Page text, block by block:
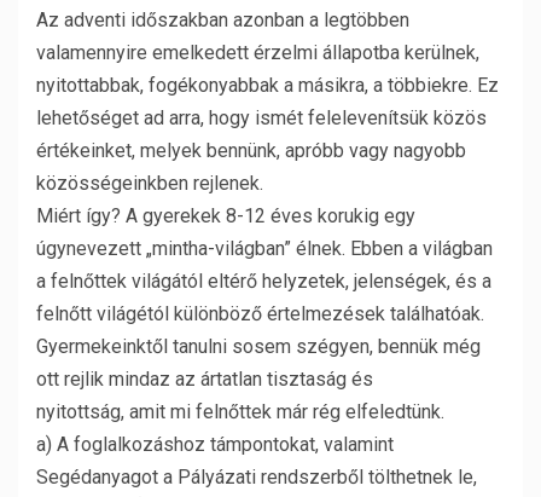
Az adventi időszakban azonban a legtöbben
valamennyire emelkedett érzelmi állapotba kerülnek,
nyitottabbak, fogékonyabbak a másikra, a többiekre. Ez
lehetőséget ad arra, hogy ismét felelevenítsük közös
értékeinket, melyek bennünk, apróbb vagy nagyobb
közösségeinkben rejlenek.
Miért így? A gyerekek 8-12 éves korukig egy
úgynevezett „mintha-világban” élnek. Ebben a világban
a felnőttek világától eltérő helyzetek, jelenségek, és a
felnőtt világétól különböző értelmezések találhatóak.
Gyermekeinktől tanulni sosem szégyen, bennük még
ott rejlik mindaz az ártatlan tisztaság és
nyitottság, amit mi felnőttek már rég elfeledtünk.
a) A foglalkozáshoz támpontokat, valamint
Segédanyagot a Pályázati rendszerből tölthetnek le,